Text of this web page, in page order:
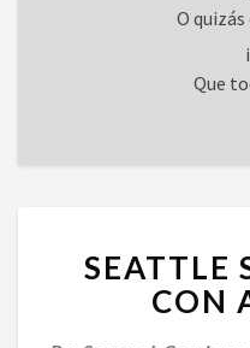
O
Que
SEATTLE
CON